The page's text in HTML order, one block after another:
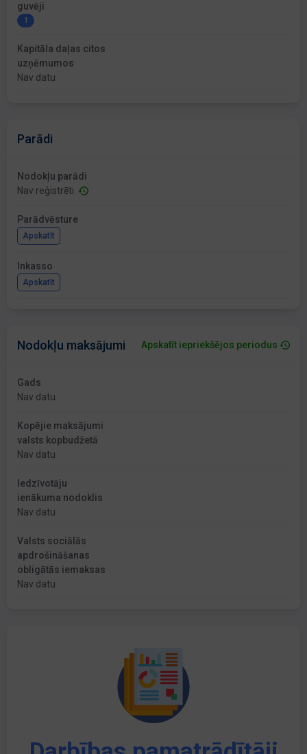
guvēji
1
Kapitāla daļas citos
uzņēmumos
Nav datu
Parādi
Nodokļu parādi
Nav reģistrēti
Parādvēsture
Apskatīt
Inkasso
Apskatīt
Nodokļu maksājumi Apskatīt iepriekšējos periodus
Gads
Nav datu
Kopējie maksājumi
valsts kopbudžetā
Nav datu
Iedzīvotāju
ienākuma nodoklis
Nav datu
Valsts sociālās
apdrošināšanas
obligātās iemaksas
Nav datu